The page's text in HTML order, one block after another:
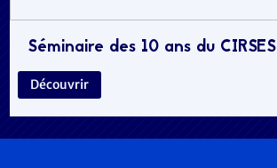
Séminaire des 10 ans du CIRSES
Découvrir